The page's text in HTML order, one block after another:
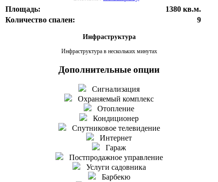
Площадь:
1380 кв.м.
Количество спален:
9
Инфраструктура
Инфраструктура в нескольких минутах
Дополнительные опции
Сигнализация
Охраняемый комплекс
Отопление
Кондиционер
Спутниковое телевидение
Интернет
Гараж
Постпродажное управление
Услуги садовника
Барбекю